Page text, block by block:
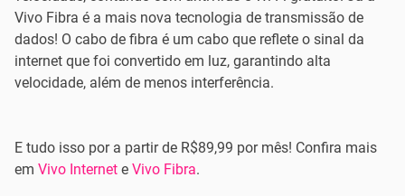
Vivo Fibra é a mais nova tecnologia de transmissão de
dados! O cabo de fibra é um cabo que reflete o sinal da
internet que foi convertido em luz, garantindo alta
velocidade, além de menos interferência.
E tudo isso por a partir de R$89,99 por mês! Confira mais
em Vivo Internet e Vivo Fibra.